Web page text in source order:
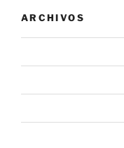
ARCHIVOS